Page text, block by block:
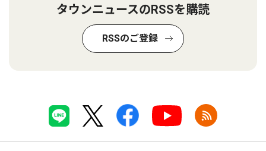
タウンニュースのRSSを購読
RSSのご登録